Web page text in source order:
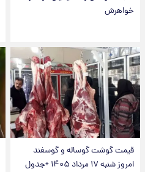
خواهرش
قیمت گوشت گوساله و گوسفند
امروز شنبه ۱۷ مرداد ۱۴۰۵ +جدول